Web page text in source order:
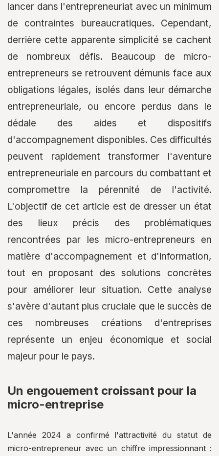
lancer dans l'entrepreneuriat avec un minimum
de contraintes bureaucratiques. Cependant,
derrière cette apparente simplicité se cachent
de nombreux défis. Beaucoup de micro-
entrepreneurs se retrouvent démunis face aux
obligations légales, isolés dans leur démarche
entrepreneuriale, ou encore perdus dans le
dédale des aides et dispositifs
d'accompagnement disponibles. Ces difficultés
peuvent rapidement transformer l'aventure
entrepreneuriale en parcours du combattant et
compromettre la pérennité de l'activité.
L'objectif de cet article est de dresser un état
des lieux précis des problématiques
rencontrées par les micro-entrepreneurs en
matière d'accompagnement et d'information,
tout en proposant des solutions concrètes
pour améliorer leur situation. Cette analyse
s'avère d'autant plus cruciale que le succès de
ces nombreuses créations d'entreprises
représente un enjeu économique et social
majeur pour le pays.
Un engouement croissant pour la
micro-entreprise
L'année 2024 a confirmé l'attractivité du statut de
micro-entrepreneur avec un chiffre impressionnant :